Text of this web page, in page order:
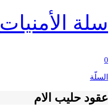
سلة الأمنيات
0
السلّة
عقود حليب الام